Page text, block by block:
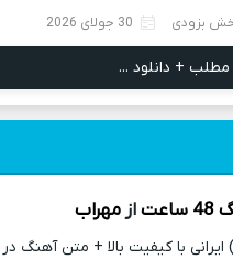
بزودی 30 جولای 2026
مطلب + دانلود ...
48 ساعت ازمهراب
با کیفیت بالا + متن آهنگ